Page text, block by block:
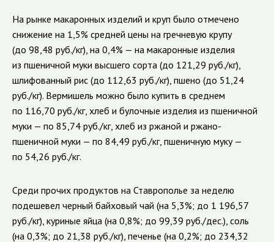
На рынке макаронных изделий и круп было отмечено
снижение на 1,5% средней цены на гречневую крупу
(до 98,48 руб./кг), на 0,4% — на макаронные изделия
из пшеничной муки высшего сорта (до 121,29 руб./кг),
шлифованный рис (до 112,63 руб./кг), пшено (до 51,24
руб./кг). Вермишель можно было купить в среднем
по 116,70 руб./кг, хлеб и булочные изделия из пшеничной
муки — по 85,74 руб./кг, хлеб из ржаной и ржано-
пшеничной муки — по 84,49 руб./кг, пшеничную муку —
по 54,26 руб./кг.
Среди прочих продуктов на Ставрополье за неделю
подешевел черный байховый чай (на 5,3%; до 1 196,57
руб./кг), куриные яйца (на 0,8%; до 99,39 руб./дес.), соль
(на 0,3%; до 21,38 руб./кг), печенье (на 0,2%; до 234,32